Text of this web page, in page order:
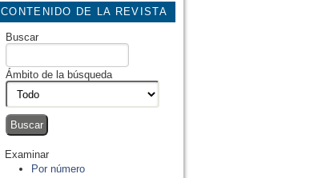
CONTENIDO DE LA REVISTA
Buscar
Ámbito de la búsqueda
Examinar
Por número